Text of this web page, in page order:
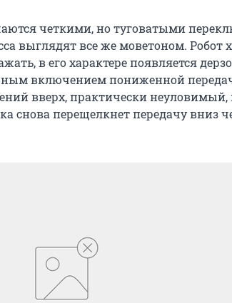
четкими, но туговатыми
выглядят все же моветоном. Робот
в его характере появляется
включением пониженной
вверх, практически неуловимый,
снова перещелкнет передачу вниз